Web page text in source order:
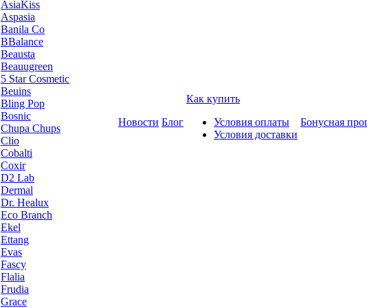
AsiaKiss
Aspasia
Banila Co
BBalance
Beausta
Beauugreen
5 Star Cosmetic
Beuins
Bling Pop
Bosnic
Chupa Chups
Clio
Cobalti
Coxir
D2 Lab
Dermal
Dr. Healux
Eco Branch
Ekel
Ettang
Evas
Fascy
Flalia
Frudia
Grace
Новости Блог
Как купить
Условия оплаты
Условия доставки
Бонусная